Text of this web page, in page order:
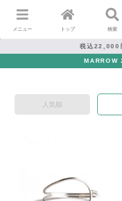
メニュー トップ 検索
税込22,000
MARROW
人気順